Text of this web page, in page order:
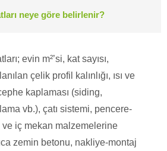
neye göre belirlenir?
evin m²’si, kat sayısı,
çelik profil kalınlığı, ısı ve
kaplaması (siding,
vb.), çatı sistemi, pencere-
iç mekan malzemelerine
zemin betonu, nakliye-montaj